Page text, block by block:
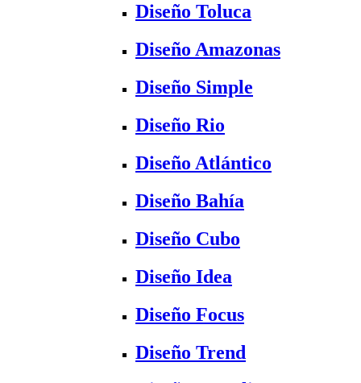
Diseño Toluca
Diseño Amazonas
Diseño Simple
Diseño Rio
Diseño Atlántico
Diseño Bahía
Diseño Cubo
Diseño Idea
Diseño Focus
Diseño Trend